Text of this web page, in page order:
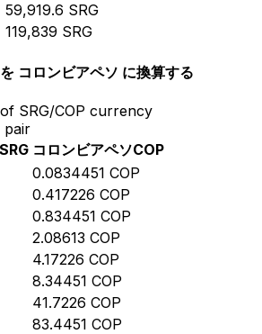
59,919.6 SRG
119,839 SRG
コロンビアペソ に換算する
SRG/COP currency
pair
SRG コロンビアペソCOP
0.0834451 COP
0.417226 COP
0.834451 COP
2.08613 COP
4.17226 COP
8.34451 COP
41.7226 COP
83.4451 COP